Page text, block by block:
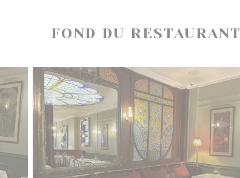
FOND DU RESTAURANT